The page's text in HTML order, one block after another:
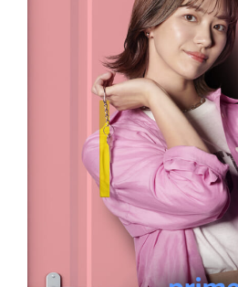
もも×マサヤ「今
たい」
最終話ネタバレ／復
たな恋は生まれず
10.1もも×マサヤ×セ
は「過去の恋人」
10.2ゆきこ×まさと
が成立
エリカ×たかあ